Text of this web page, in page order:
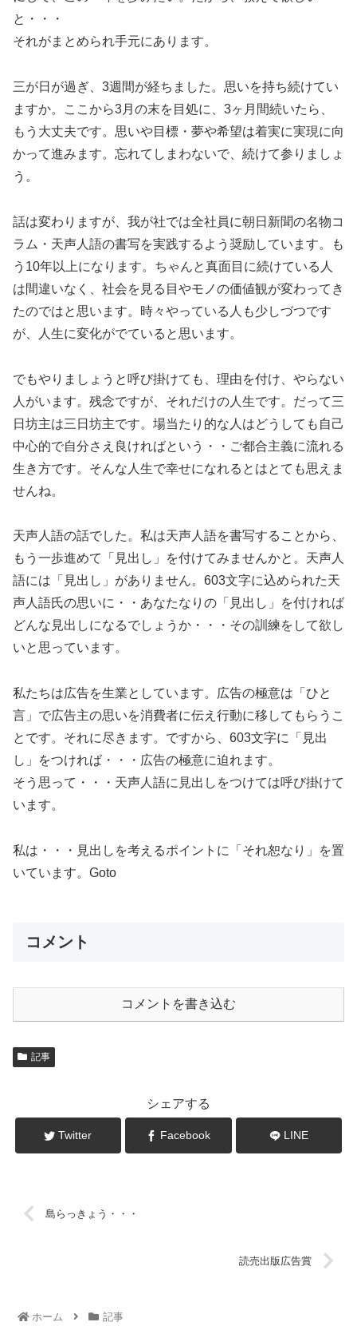
と・・・
それがまとめられ手元にあります。
三が日が過ぎ、3週間が経ちました。思いを持ち続けてい
ますか。ここから3月の末を目処に、3ヶ月間続いたら、
もう大丈夫です。思いや目標・夢や希望は着実に実現に向
かって進みます。忘れてしまわないで、続けて参りましょ
う。
話は変わりますが、我が社では全社員に朝日新聞の名物コ
ラム・天声人語の書写を実践するよう奨励しています。も
う10年以上になります。ちゃんと真面目に続けている人
は間違いなく、社会を見る目やモノの価値観が変わってき
たのではと思います。時々やっている人も少しづつです
が、人生に変化がでていると思います。
でもやりましょうと呼び掛けても、理由を付け、やらない
人がいます。残念ですが、それだけの人生です。だって三
日坊主は三日坊主です。場当たり的な人はどうしても自己
中心的で自分さえ良ければという・・ご都合主義に流れる
生き方です。そんな人生で幸せになれるとはとても思えま
せんね。
天声人語の話でした。私は天声人語を書写することから、
もう一歩進めて「見出し」を付けてみませんかと。天声人
語には「見出し」がありません。603文字に込められた天
声人語氏の思いに・・あなたなりの「見出し」を付ければ
どんな見出しになるでしょうか・・・その訓練をして欲し
いと思っています。
私たちは広告を生業としています。広告の極意は「ひと
言」で広告主の思いを消費者に伝え行動に移してもらうこ
とです。それに尽きます。ですから、603文字に「見出
し」をつければ・・・広告の極意に迫れます。
そう思って・・・天声人語に見出しをつけては呼び掛けて
います。
私は・・・見出しを考えるポイントに「それ恕なり」を置
いています。Goto
コメント
コメントを書き込む
記事
シェアする
Twitter Facebook LINE
島らっきょう・・・
読売出版広告賞
ホーム 記事